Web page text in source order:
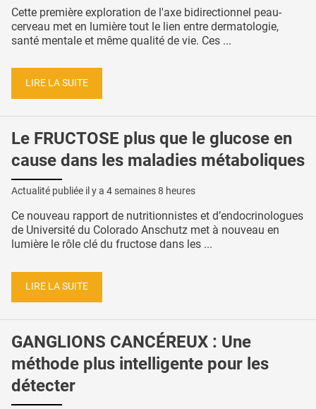
Cette première exploration de l'axe bidirectionnel peau-
cerveau met en lumière tout le lien entre dermatologie,
santé mentale et même qualité de vie. Ces ...
LIRE LA SUITE
Le FRUCTOSE plus que le glucose en
cause dans les maladies métaboliques
Actualité publiée il y a 4 semaines 8 heures
Ce nouveau rapport de nutritionnistes et d’endocrinologues
de Université du Colorado Anschutz met à nouveau en
lumière le rôle clé du fructose dans les ...
LIRE LA SUITE
GANGLIONS CANCÉREUX : Une
méthode plus intelligente pour les
détecter